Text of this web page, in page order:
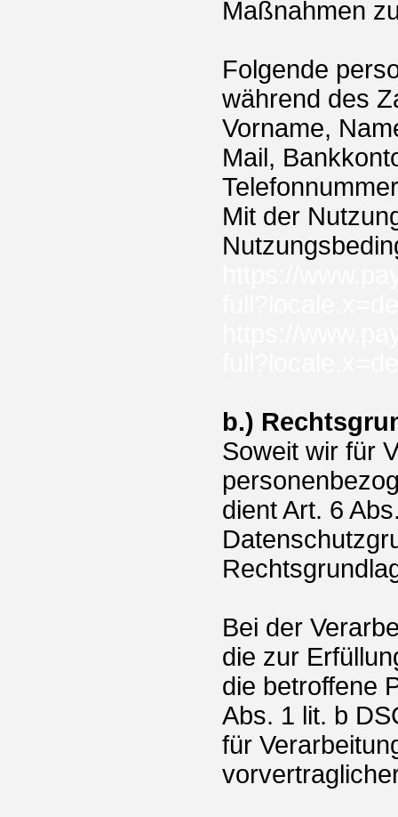
Maßnahmen
Folgende
während des
Vorname,
Mail,
Mit der
b.)
Soweit wir für
dient Art. 6
Bei der
die zur
die betroffene
Abs. 1 lit. b
für